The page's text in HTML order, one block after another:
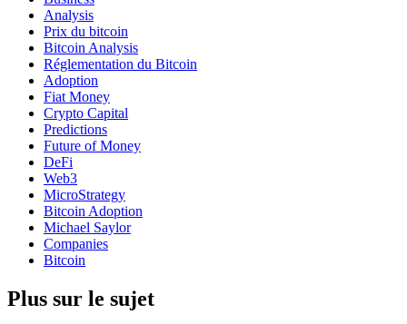
Analysis
Prix du bitcoin
Bitcoin Analysis
Réglementation du Bitcoin
Adoption
Fiat Money
Crypto Capital
Predictions
Future of Money
DeFi
Web3
MicroStrategy
Bitcoin Adoption
Michael Saylor
Companies
Bitcoin
Plus sur le sujet